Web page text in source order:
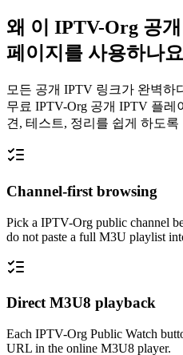
왜 이 IPTV-Org 공
페이지를 사용하나
모든 공개 IPTV 링크가 완벽하
무료 IPTV-Org 공개 IPTV 플
견, 테스트, 정리를 쉽게 하도
Channel-first browsing
Pick a IPTV-Org public channel
do not paste a full M3U playlist
Direct M3U8 playback
Each IPTV-Org Public Watch
URL in the online M3U8 player.